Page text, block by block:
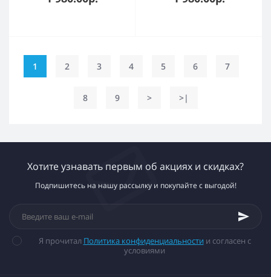
розовое полированное
(C6601, N6130)
1 2 3 4 5 6 7
8 9 > >|
Хотите узнавать первым об акциях и скидках?
Подпишитесь на нашу рассылку и покупайте с выгодой!
Я прочитал Политика конфиденциальности и согласен с
условиями